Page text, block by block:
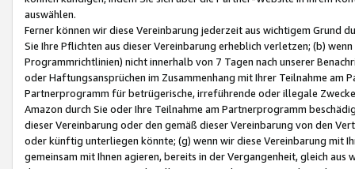
auswählen.
Ferner können wir diese Vereinbarung jederzeit aus wichtigem Grund
Sie Ihre Pflichten aus dieser Vereinbarung erheblich verletzen; (b)
Programmrichtlinien) nicht innerhalb von 7 Tagen nach unserer
oder Haftungsansprüchen im Zusammenhang mit Ihrer Teilnahme am
Partnerprogramm für betrügerische, irreführende oder illegale
Amazon durch Sie oder Ihre Teilnahme am Partnerprogramm
dieser Vereinbarung oder den gemäß dieser Vereinbarung von den
oder künftig unterliegen könnte; (g) wenn wir diese Vereinbarung mit
gemeinsam mit Ihnen agieren, bereits in der Vergangenheit, gleich